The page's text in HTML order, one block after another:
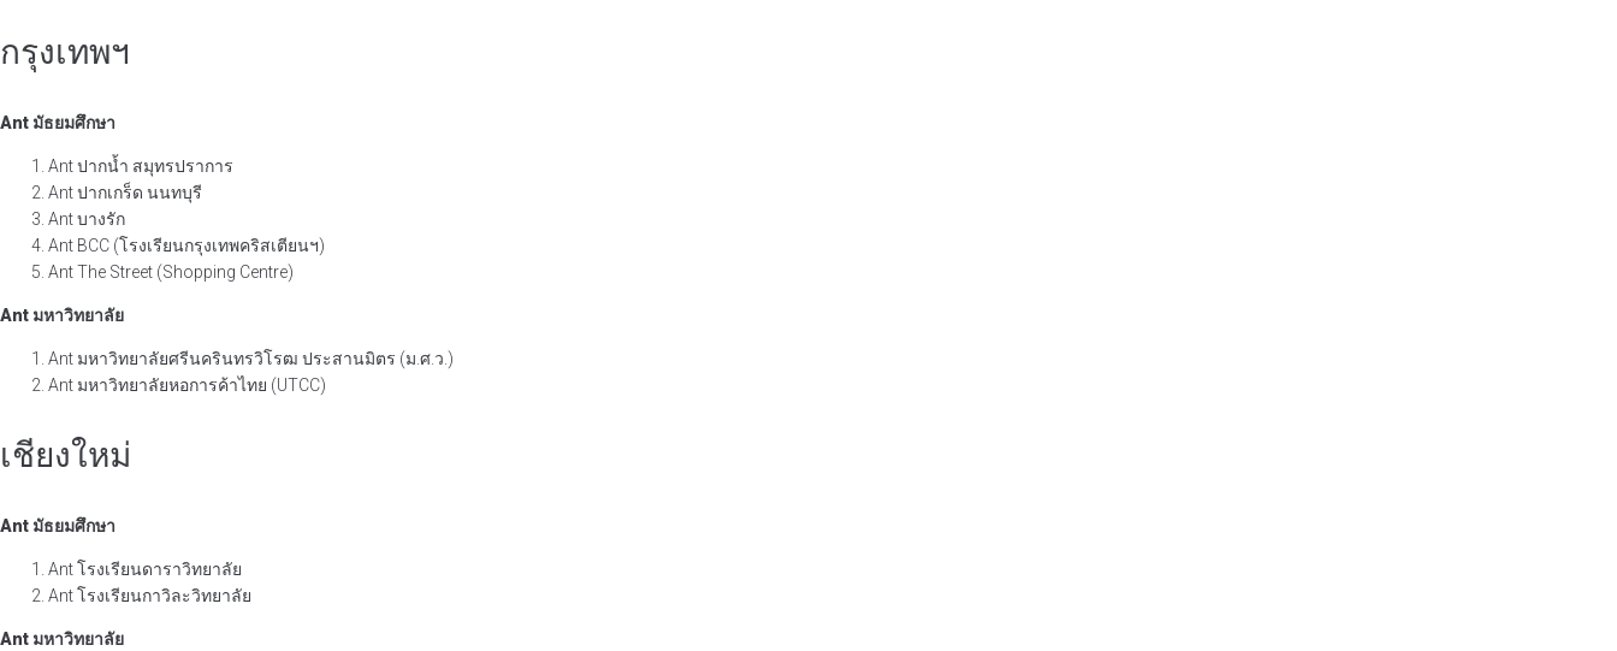
กรุงเทพฯ
Ant มัธยมศึกษา
Ant ปากน้ำ สมุทรปราการ
Ant ปากเกร็ด นนทบุรี
Ant บางรัก
Ant BCC (โรงเรียนกรุงเทพคริสเตียนฯ)
Ant The Street (Shopping Centre)
Ant มหาวิทยาลัย
Ant มหาวิทยาลัยศรีนครินทรวิโรฒ ประสานมิตร (ม.ศ.ว.)
Ant มหาวิทยาลัยหอการค้าไทย (UTCC)
เชียงใหม่
Ant มัธยมศึกษา
Ant โรงเรียนดาราวิทยาลัย
Ant โรงเรียนกาวิละวิทยาลัย
Ant มหาวิทยาลัย